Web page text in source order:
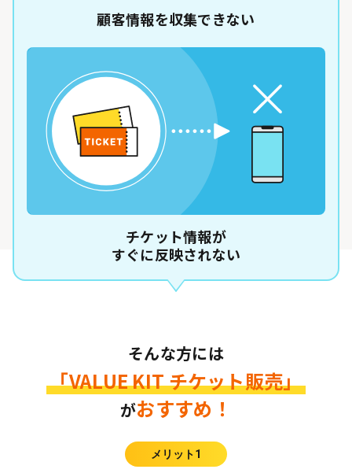
顧客情報を収集できない
チケット情報が
すぐに反映されない
そんな方には
「VALUE KIT チケット販売」
がおすすめ！
メリット1